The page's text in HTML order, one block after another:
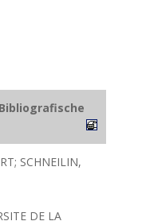
SCHNEILIN,
DE LA